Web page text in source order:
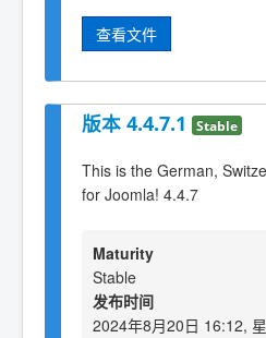
查看文件
版本 4.4.7.1 Stable
This is the German,
for Joomla! 4.4.7
Maturity
Stable
发布时间
2024年8月20日 16:12,